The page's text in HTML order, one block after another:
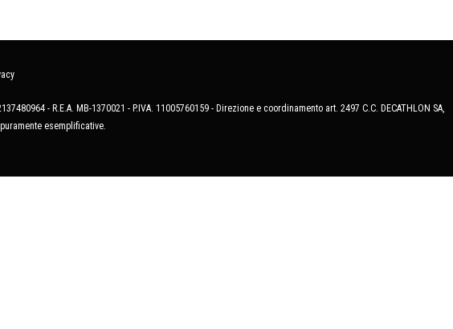
- R.E.A. MB-1370021 - P.IVA. 11005760159 - Direzione e coordinamento art. 2497 C.C. DECATHLON SA,
esemplificative.